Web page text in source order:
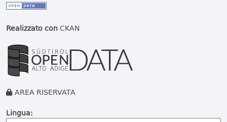
Realizzato conCKAN
AREA RISERVATA
Lingua